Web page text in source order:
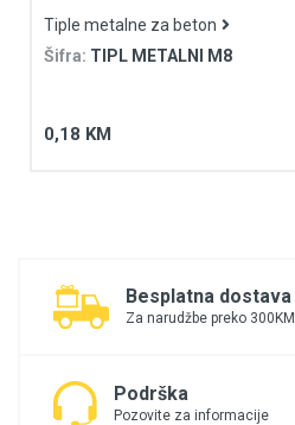
Tiple metalne za beton
Šifra: TIPL METALNI M8
0,18 KM
Besplatna dostava
Za narudžbe preko 300KM
Podrška
Pozovite za informacije